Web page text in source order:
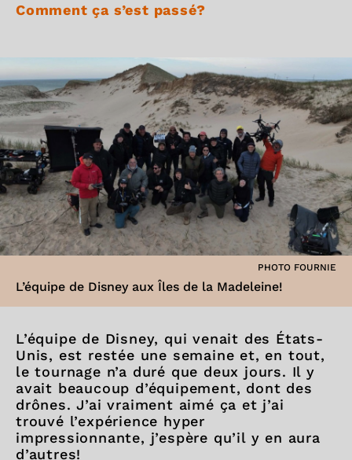
Comment ça s’est passé?
PHOTO FOURNIE
L’équipe de Disney aux Îles de la Madeleine!
L’équipe de Disney, qui venait des États-
Unis, est restée une semaine et, en tout,
le tournage n’a duré que deux jours. Il y
avait beaucoup d’équipement, dont des
drônes. J’ai vraiment aimé ça et j’ai
trouvé l’expérience hyper
impressionnante, j’espère qu’il y en aura
d’autres!